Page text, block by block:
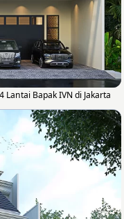
Bapak IVN di Jakarta